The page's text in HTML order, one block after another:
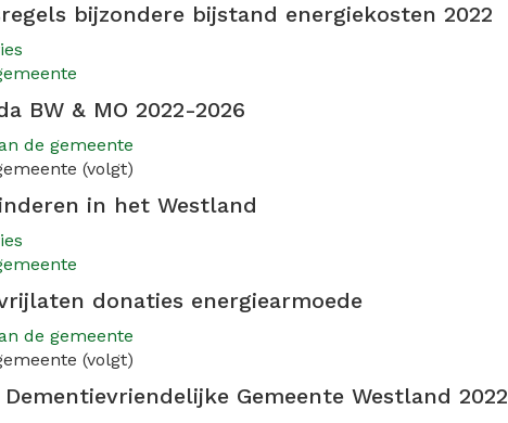
bijzondere bijstand energiekosten 2022
BW & MO 2022-2026
de gemeente
(volgt)
in het Westland
donaties energiearmoede
de gemeente
(volgt)
Gemeente Westland 2022